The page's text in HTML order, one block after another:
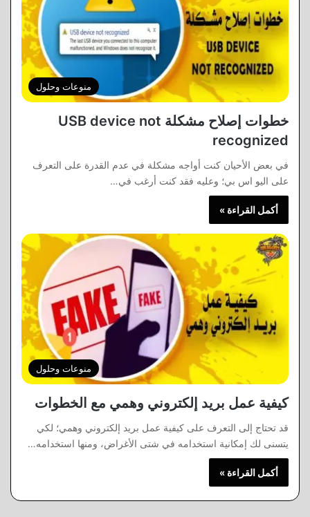
منوعات وحلول
خطوات إصلاح مشكلة USB device not
recognized
في بعض الأحيان كنت أواجه مشكلة في عدم القدرة على التعرف
على اليو اس بي؛ وعليه فقد كنت أرغب في…
أكمل القراءة »
منوعات وحلول
كيفية عمل بريد إلكتروني وهمي مع الخطوات
قد تحتاج إلى التعرف على كيفية عمل بريد إلكتروني وهمي؛ لكي
يتسنى لك إمكانية استخدامه في شتى الأغراض، ومنها استخدامه…
أكمل القراءة »